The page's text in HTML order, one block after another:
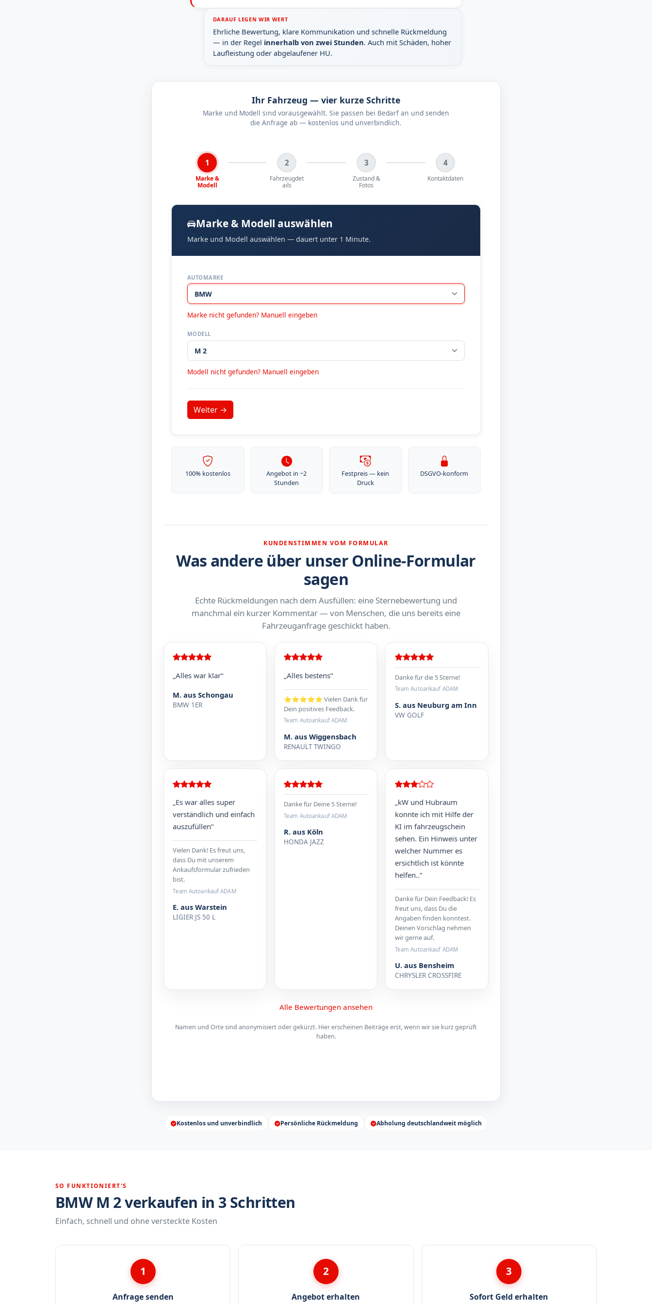
DARAUF LEGEN WIR WERT
Ehrliche Bewertung, klare Kommunikation und schnelle Rückmeldung
— in der Regel innerhalb von zwei Stunden. Auch mit Schäden, hoher
Laufleistung oder abgelaufener HU.
Ihr Fahrzeug — vier kurze Schritte
Marke und Modell sind vorausgewählt. Sie passen bei Bedarf an und senden
die Anfrage ab — kostenlos und unverbindlich.
1
Marke &
Modell
2
Fahrzeugdet
ails
3
Zustand &
Fotos
4
Kontaktdaten
Marke & Modell auswählen
Marke und Modell auswählen — dauert unter 1 Minute.
AUTOMARKE
Marke nicht gefunden? Manuell eingeben
MODELL
Modell nicht gefunden? Manuell eingeben
100% kostenlos
Angebot in ~2
Stunden
Festpreis — kein
Druck
DSGVO-konform
KUNDENSTIMMEN VOM FORMULAR
Was andere über unser Online-Formular
sagen
Echte Rückmeldungen nach dem Ausfüllen: eine Sternebewertung und
manchmal ein kurzer Kommentar — von Menschen, die uns bereits eine
Fahrzeuganfrage geschickt haben.
„Alles war klar“
M. aus Schongau
BMW 1ER
„Alles bestens“
⭐⭐⭐⭐⭐ Vielen Dank für
Dein positives Feedback.
Team Autoankauf ADAM
M. aus Wiggensbach
RENAULT TWINGO
Danke für die 5 Sterne!
Team Autoankauf ADAM
S. aus Neuburg am Inn
VW GOLF
„Es war alles super
verständlich und einfach
auszufüllen“
Vielen Dank! Es freut uns,
dass Du mit unserem
Ankaufsformular zufrieden
bist.
Team Autoankauf ADAM
E. aus Warstein
LIGIER JS 50 L
Danke für Deine 5 Sterne!
Team Autoankauf ADAM
R. aus Köln
HONDA JAZZ
„kW und Hubraum
konnte ich mit Hilfe der
KI im fahrzeugschein
sehen. Ein Hinweis unter
welcher Nummer es
ersichtlich ist könnte
helfen..“
Danke für Dein Feedback! Es
freut uns, dass Du die
Angaben finden konntest.
Deinen Vorschlag nehmen
wir gerne auf.
Team Autoankauf ADAM
U. aus Bensheim
CHRYSLER CROSSFIRE
Alle Bewertungen ansehen
Namen und Orte sind anonymisiert oder gekürzt. Hier erscheinen Beiträge erst, wenn wir sie kurz geprüft
haben.
Kostenlos und unverbindlich Persönliche Rückmeldung Abholung deutschlandweit möglich
SO FUNKTIONIERT'S
BMW M 2 verkaufen in 3 Schritten
Einfach, schnell und ohne versteckte Kosten
1
Anfrage senden
2
Angebot erhalten
3
Sofort Geld erhalten